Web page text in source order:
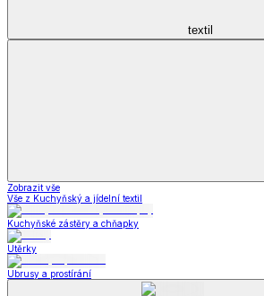
textil
Zobrazit vše
Vše z Kuchyňský a jídelní textil
Kuchyňské zástěry a chňapky
Utěrky
Ubrusy a prostírání